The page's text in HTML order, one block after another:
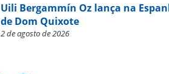
Uili Bergammín Oz lança na
de Dom Quixote
2 de agosto de 2026